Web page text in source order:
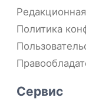
Политика
Сервис